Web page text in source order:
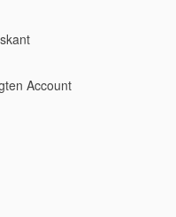
Account